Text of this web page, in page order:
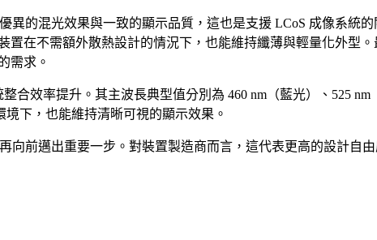
的混光效果與一致的顯示品質，這也是支援 LCoS 成像系統
在不需額外散熱設計的情況下，也能維持纖薄與輕量化外型
需求。
效率提升。其主波長典型值分別為 460 nm（藍光）、525 nm
下，也能維持清晰可視的顯示效果。
前邁出重要一步。對裝置製造商而言，這代表更高的設計自